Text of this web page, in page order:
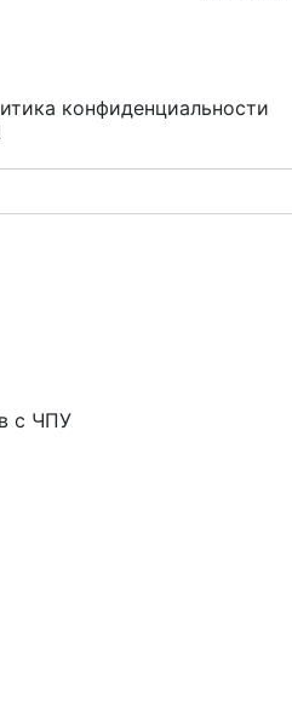
конфиденциальности
с ЧПУ